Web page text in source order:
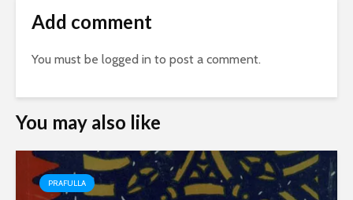
Add comment
You must be logged in to post a comment.
You may also like
PRAFULLA